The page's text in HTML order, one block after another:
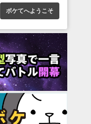
ボケてへようこそ